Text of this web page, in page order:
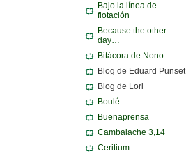
Bajo la línea de
flotación
Because the other
day…
Bitácora de Nono
Blog de Eduard Punset
Blog de Lori
Boulé
Buenaprensa
Cambalache 3,14
Ceritium